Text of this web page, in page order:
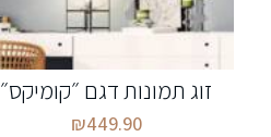
זוג תמונות דגם ״קומיקס״
₪449.90